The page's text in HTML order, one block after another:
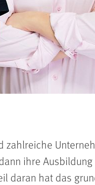
ihre
daran hat das